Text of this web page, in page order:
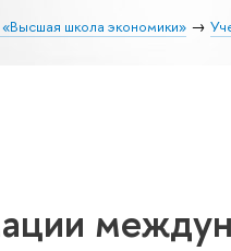
школа экономики»